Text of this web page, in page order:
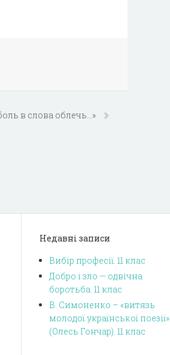
в слова облечь…»
Недавні записи
Вибір професії. 11 клас
Добро і зло — одвічна
боротьба. 11 клас
В. Симоненко – «витязь
молодої української поезії»
(Олесь Гончар). 11 клас